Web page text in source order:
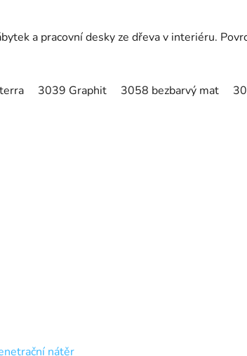
a pracovní desky ze dřeva v interiéru.
3039 Graphit 3058 bezbarvý mat
nátěr